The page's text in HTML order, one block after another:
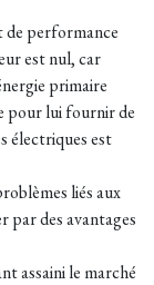
de performance
est nul, car
primaire
pour lui fournir de
électriques est
liés aux
par des avantages
assaini le marché